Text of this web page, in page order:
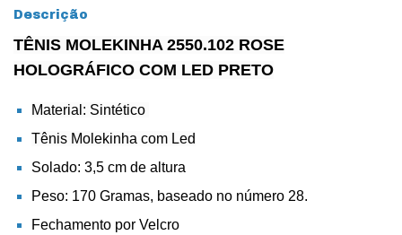
Descrição
TÊNIS MOLEKINHA 2550.102 ROSE
HOLOGRÁFICO COM LED PRETO
Material: Sintético
Tênis Molekinha com Led
Solado: 3,5 cm de altura
Peso: 170 Gramas, baseado no número 28.
Fechamento por Velcro